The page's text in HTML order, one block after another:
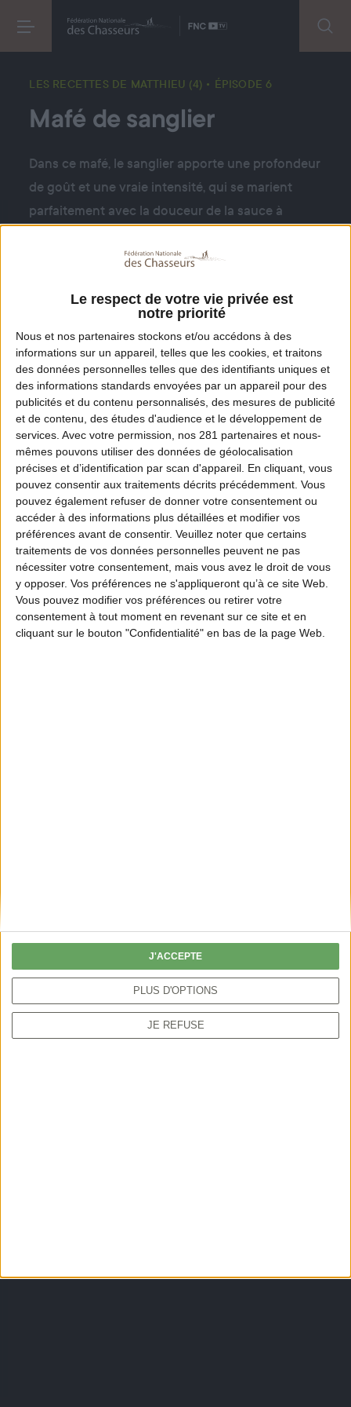
Le respect de votre vie privée est
notre priorité
Nous et nos partenaires stockons et/ou accédons à des
informations sur un appareil, telles que les cookies, et traitons
des données personnelles telles que des identifiants uniques et
des informations standards envoyées par un appareil pour des
publicités et du contenu personnalisés, des mesures de publicité
et de contenu, des études d'audience et le développement de
services. Avec votre permission, nos 281 partenaires et nous-
mêmes pouvons utiliser des données de géolocalisation
précises et d’identification par scan d'appareil. En cliquant, vous
pouvez consentir aux traitements décrits précédemment. Vous
pouvez également refuser de donner votre consentement ou
accéder à des informations plus détaillées et modifier vos
préférences avant de consentir. Veuillez noter que certains
traitements de vos données personnelles peuvent ne pas
nécessiter votre consentement, mais vous avez le droit de vous
y opposer. Vos préférences ne s'appliqueront qu’à ce site Web.
Vous pouvez modifier vos préférences ou retirer votre
consentement à tout moment en revenant sur ce site et en
cliquant sur le bouton "Confidentialité" en bas de la page Web.
PLUS D'OPTIONS
JE REFUSE
J'ACCEPTE
LES RECETTES DE MATTHIEU (4) • ÉPISODE 6
Mafé de sanglier
Dans ce mafé, le sanglier apporte une profondeur
de goût et une vraie intensité, qui se marient
parfaitement avec la douceur de la sauce à
dépaysante, qui montre que le gibier sait aussi
d’ailleurs.
DANS LA MÊME PLAYLIST DÉCOUVREZ AUSSI
ÉPISODE 1
Rôti de biche en croûte
ÉPISODE 2
Bolognaise de sanglier
ÉPISODE 4
Brochette Yakitori Cerf & fromage
ÉPISODE 5
Risotto de chevreuil à la truffe
Curry de cerf